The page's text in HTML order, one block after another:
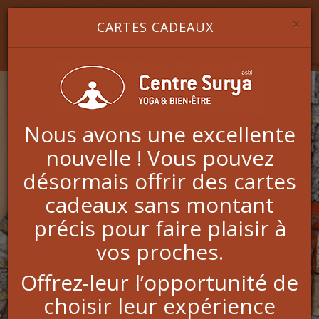
Image 1
Image 2
Image 3
YOGA & BIEN-ÊTRE
Actualités
CHEQUE CADEAU
26-03-2026
Vous avez envie de faire plaisir à une personne de
votre entourage ?
Offrez-lui une bulle d'oxygène, un moment de détente
dans notre centre :
×
CARTES CADEAUX
Nous avons une excellente
nouvelle ! Vous pouvez
désormais offrir des cartes
cadeaux sans montant
précis pour faire plaisir à
vos proches.
Offrez-leur l’opportunité de
choisir leur expérience